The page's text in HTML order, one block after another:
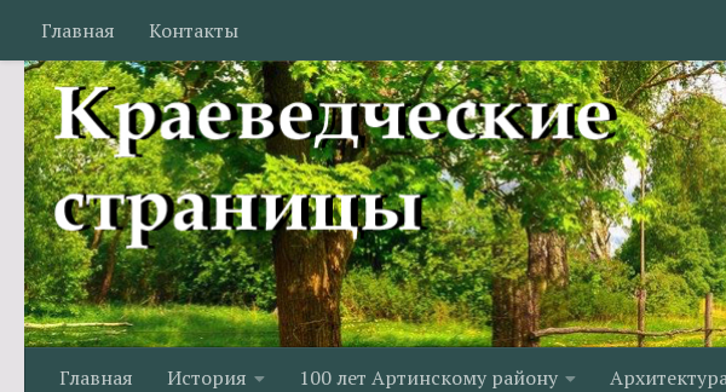
Перейти к содержимому
Главная Контакты
Главная История 100 лет Артинскому району